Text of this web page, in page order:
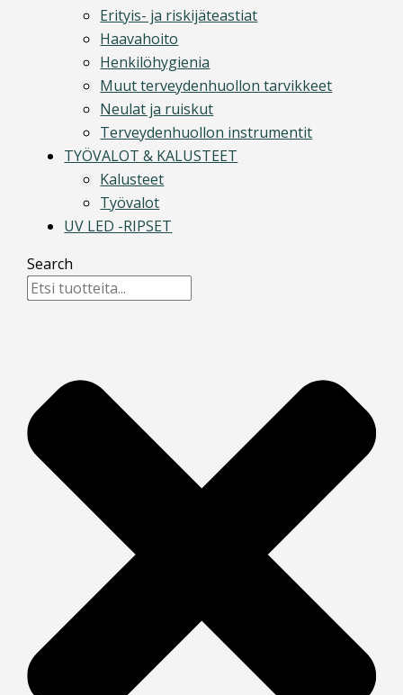
Erityis- ja riskijäteastiat
Haavahoito
Henkilöhygienia
Muut terveydenhuollon tarvikkeet
Neulat ja ruiskut
Terveydenhuollon instrumentit
TYÖVALOT & KALUSTEET
Kalusteet
Työvalot
UV LED -RIPSET
Search